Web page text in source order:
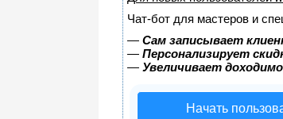
Чат-бот для мастеров и
— Сам записывает
— Персонализирует
— Увеличивает
Начать